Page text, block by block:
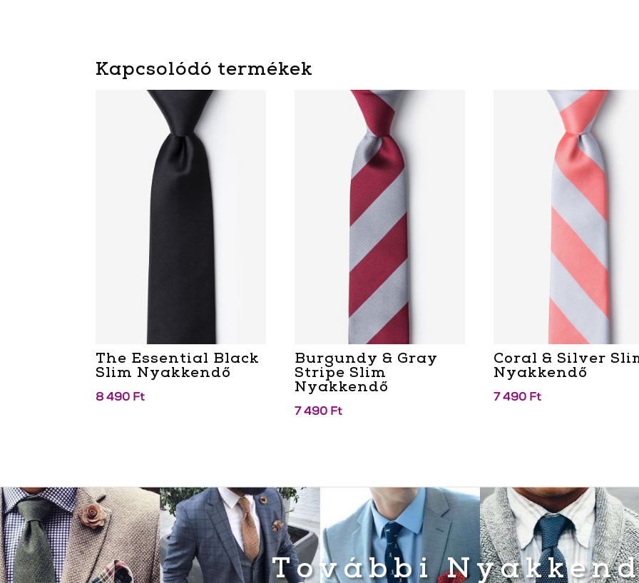
Kapcsolódó termékek
The Essential Black
Slim Nyakkendő
8 490 Ft
Burgundy & Gray
Stripe Slim
Nyakkendő
7 490 Ft
Coral & Silver
Nyakkendő
7 490 Ft
További